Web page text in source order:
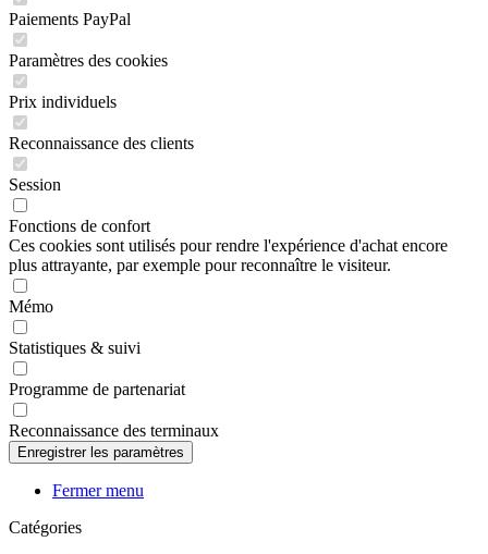
Paiements PayPal
Paramètres des cookies
Prix individuels
Reconnaissance des clients
Session
Fonctions de confort
Ces cookies sont utilisés pour rendre l'expérience d'achat encore
plus attrayante, par exemple pour reconnaître le visiteur.
Mémo
Statistiques & suivi
Programme de partenariat
Reconnaissance des terminaux
Fermer menu
Catégories